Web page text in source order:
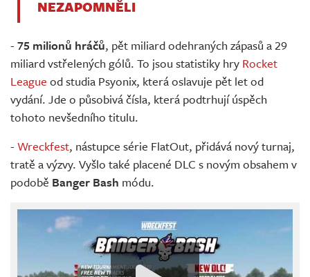
NEZAPOMNĚLI
- 75 milionů hráčů, pět miliard odehraných zápasů a 29
miliard vstřelených gólů. To jsou statistiky hry Rocket
League od studia Psyonix, která oslavuje pět let od
vydání. Jde o působivá čísla, která podtrhují úspěch
tohoto nevšedního titulu.
- Wreckfest, nástupce série FlatOut, přidává nový turnaj,
tratě a výzvy. Vyšlo také placené DLC s novým obsahem v
podobě Banger Bash módu.